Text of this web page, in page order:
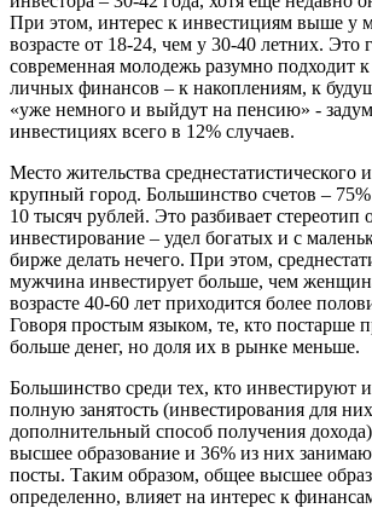
При этом, интерес к инвестициям выше у
возрасте от 18-24, чем у 30-40 летних. Это
современная молодежь разумно подходит
личных финансов – к накоплениям, к
«уже немного и выйдут на пенсию» -
инвестициях всего в 12% случаев.
Место жительства среднестатистического
крупный город. Большинство счетов –
10 тысяч рублей. Это разбивает стереотип
инвестирование – удел богатых и с
бирже делать нечего. При этом,
мужчина инвестирует больше, чем
возрасте 40-60 лет приходится более
Говоря простым языком, те, кто постарше
больше денег, но доля их в рынке меньше.
Большинство среди тех, кто инвестируют
полную занятость (инвестирования для
дополнительный способ получения
высшее образование и 36% из них
посты. Таким образом, общее высшее
определенно, влияет на интерес к